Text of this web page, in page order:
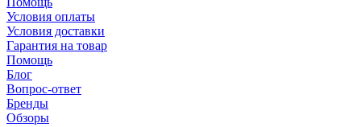
Условия оплаты
Условия доставки
Гарантия на товар
Помощь
Блог
Вопрос-ответ
Бренды
Обзоры